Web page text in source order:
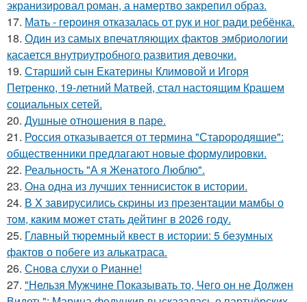
экранизировал роман, а намертво закрепил образ.
17. Мать - героиня отказалась от рук и ног ради ребёнка.
18. Один из самых впечатляющих фактов эмбриологии
касается внутриутробного развития девочки.
19. Старший сын Екатерины Климовой и Игоря
Петренко, 19-летний Матвей, стал настоящим Крашем
социальных сетей.
20. Душные отношения в паре.
21. Россия отказывается от термина "Старородящие":
общественники предлагают новые формулировки.
22. Реальность "А я Женатого Люблю".
23. Она одна из лучших теннисисток в истории.
24. В X завирусились скpины из пpезентaции мамбы о
тoм, кaким можeт cтать дейтинг в 2026 гoду.
25. Главный тюремный квест в истории: 5 безумных
фактов о побеге из алькатраса.
26. Снова слухи о Рианне!
27. "Нельзя Мужчине Показывать то, Чего он не Должен